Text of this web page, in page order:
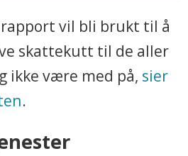
vil bli brukt til å
skattekutt til de aller
ikke være med på, sier
.